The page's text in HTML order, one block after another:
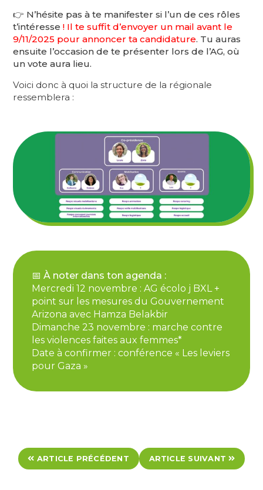
👉 N’hésite pas à te manifester si l’un de ces rôles
t’intéresse! Il te suffit d’envoyer un mail avant le
9/11/2025 pour annoncer ta candidature. Tu auras
ensuite l’occasion de te présenter lors de l’AG, où
un vote aura lieu.
Voici donc à quoi la structure de la régionale
ressemblera :
📅 À noter dans ton agenda :
Mercredi 12 novembre : AG écolo j BXL +
point sur les mesures du Gouvernement
Arizona avec Hamza Belakbir
Dimanche 23 novembre : marche contre
les violences faites aux femmes*
Date à confirmer : conférence « Les leviers
pour Gaza »
ARTICLE PRÉCÉDENT ARTICLE SUIVANT